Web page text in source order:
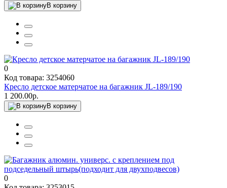
В корзину
0
Код товара: 3254060
Кресло детское матерчатое на багажник JL-189/190
1 200.00р.
В корзину
0